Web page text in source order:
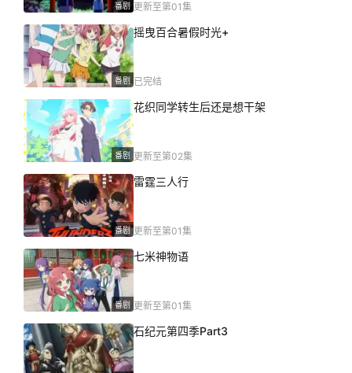
番剧 更新至第01集
番剧
摇曳百合暑假时光+
已完结
番剧
花织同学转生后还是想干架
更新至第02集
番剧
雷霆三人行
更新至第01集
番剧
七米神物语
更新至第01集
石纪元第四季Part3